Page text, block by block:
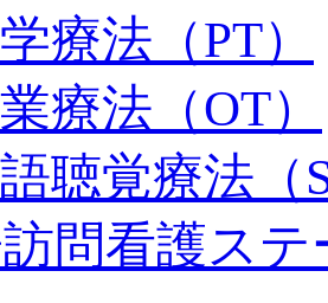
療法（PT）
療法（OT）
聴覚療法（
問看護ス